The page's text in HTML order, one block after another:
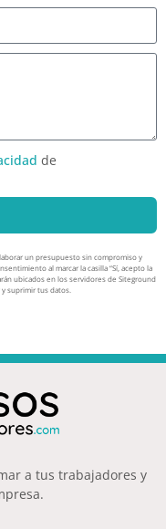
de
un presupuesto sin compromiso y
al marcar la casilla “Sí, acepto la
ubicados en los servidores de Siteground
suprimir tus datos.
a tus trabajadores y